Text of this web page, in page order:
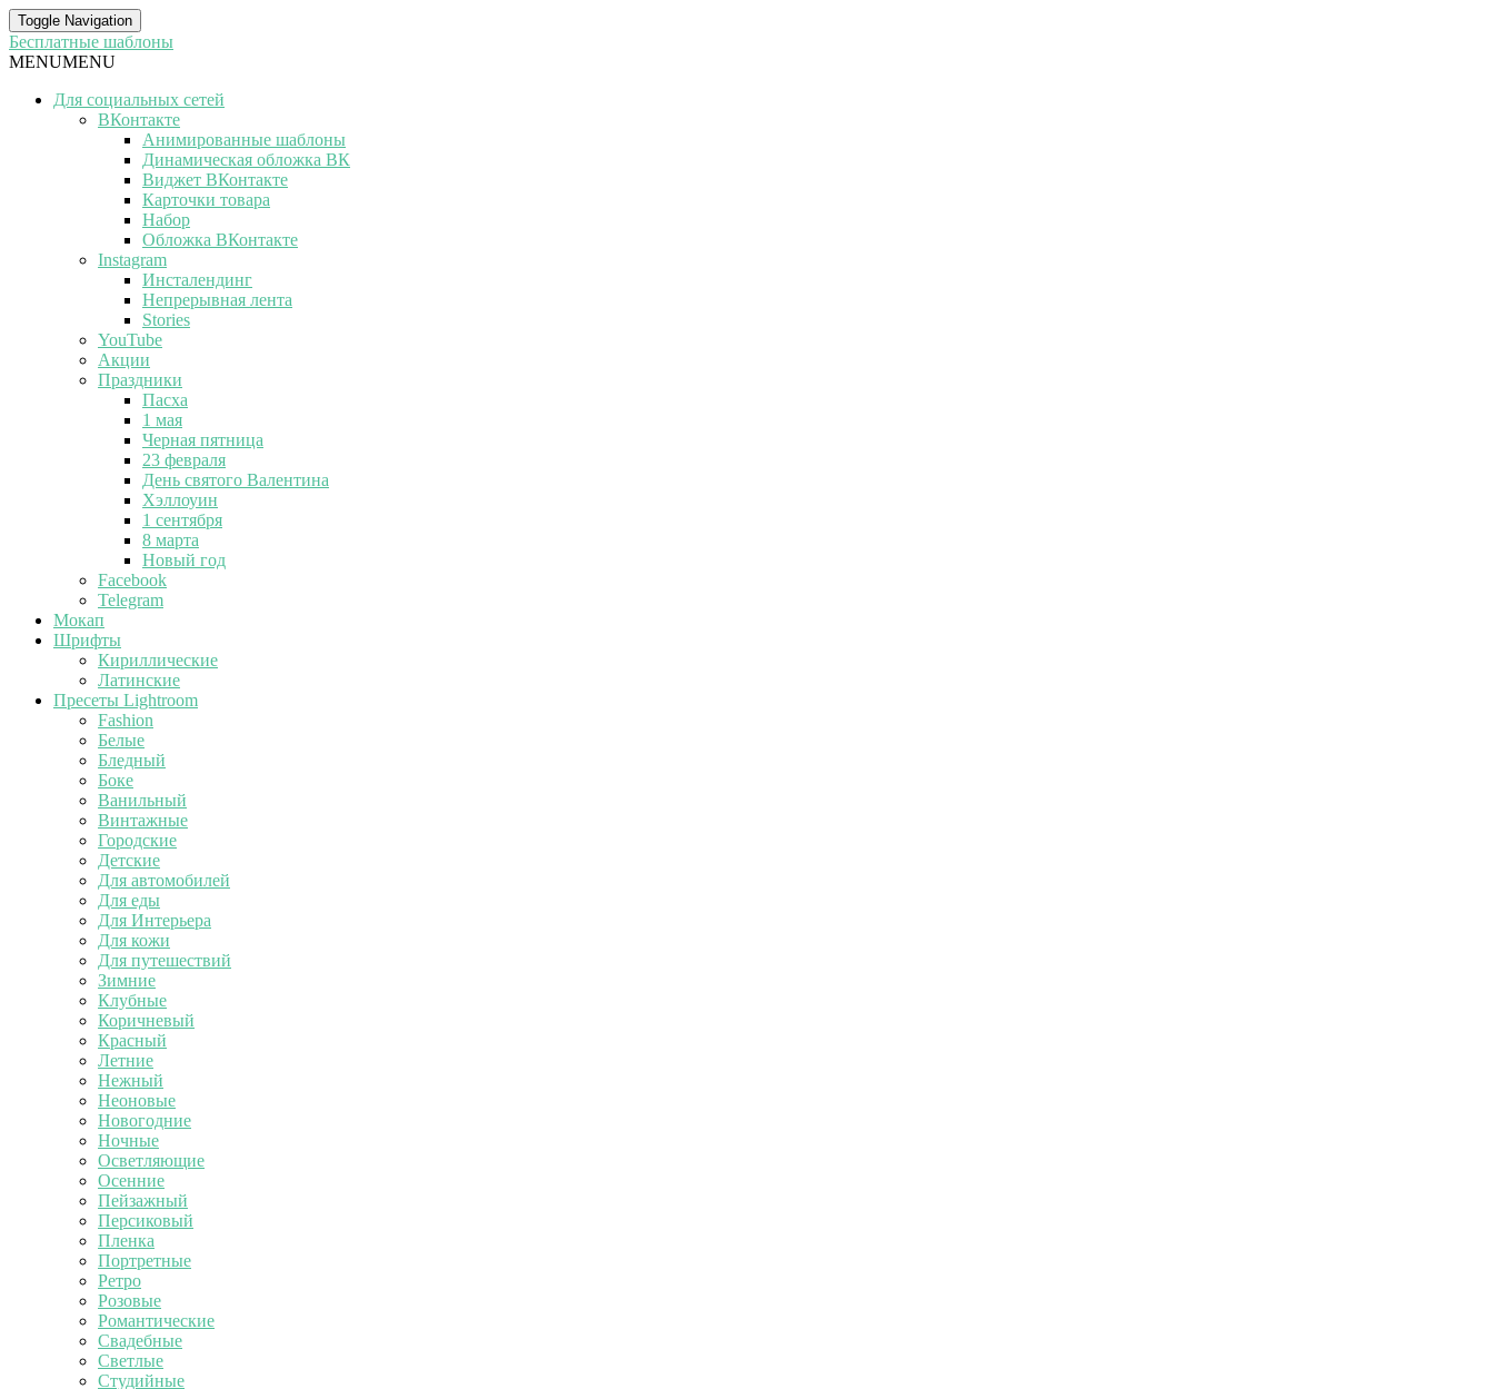
Toggle Navigation
Бесплатные шаблоны
MENUMENU
Для социальных сетей
ВКонтакте
Анимированные шаблоны
Динамическая обложка ВК
Виджет ВКонтакте
Карточки товара
Набор
Обложка ВКонтакте
Instagram
Инсталендинг
Непрерывная лента
Stories
YouTube
Акции
Праздники
Пасха
1 мая
Черная пятница
23 февраля
День святого Валентина
Хэллоуин
1 сентября
8 марта
Новый год
Facebook
Telegram
Мокап
Шрифты
Кириллические
Латинские
Пресеты Lightroom
Fashion
Белые
Бледный
Боке
Ванильный
Винтажные
Городские
Детские
Для автомобилей
Для еды
Для Интерьера
Для кожи
Для путешествий
Зимние
Клубные
Коричневый
Красный
Летние
Нежный
Неоновые
Новогодние
Ночные
Осветляющие
Осенние
Пейзажный
Персиковый
Пленка
Портретные
Ретро
Розовые
Романтические
Свадебные
Светлые
Студийные